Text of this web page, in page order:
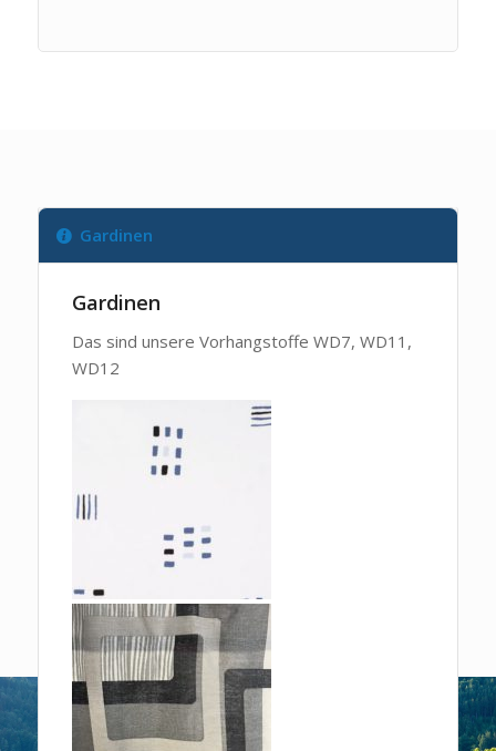
Gardinen
Gardinen
Das sind unsere Vorhangstoffe WD7, WD11,
WD12